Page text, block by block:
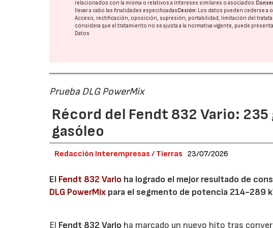
relacionados con la misma o relativos a intereses similares o asociados.
llevar a cabo las finalidades especificadasCesión: Los datos pueden cederse a
Acceso, rectificación, oposición, supresión, portabilidad, limitación del
considera que el tratamiento no se ajusta a la normativa vigente, puede
Datos
Prueba DLG PowerMix
Récord del Fendt 832 Vario:
gasóleo
Redacción Interempresas / Tierras 23/07/2026
El Fendt 832 Vario ha logrado el mejor resultado de
DLG PowerMix para el segmento de potencia 214-289
El Fendt 832 Vario ha marcado un nuevo hito tras